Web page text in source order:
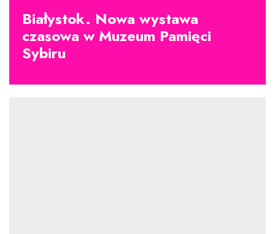
Białystok. Nowa wystawa
czasowa w Muzeum Pamięci
Sybiru